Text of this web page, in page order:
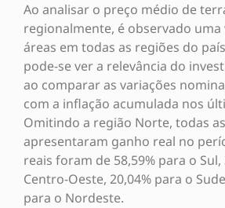
Ao analisar o preço médio de
regionalmente, é observado uma
áreas em todas as regiões do
pode-se ver a relevância do
ao comparar as variações
com a inflação acumulada nos
Omitindo a região Norte, todas
apresentaram ganho real no
reais foram de 58,59% para o Sul,
Centro-Oeste, 20,04% para o
para o Nordeste.